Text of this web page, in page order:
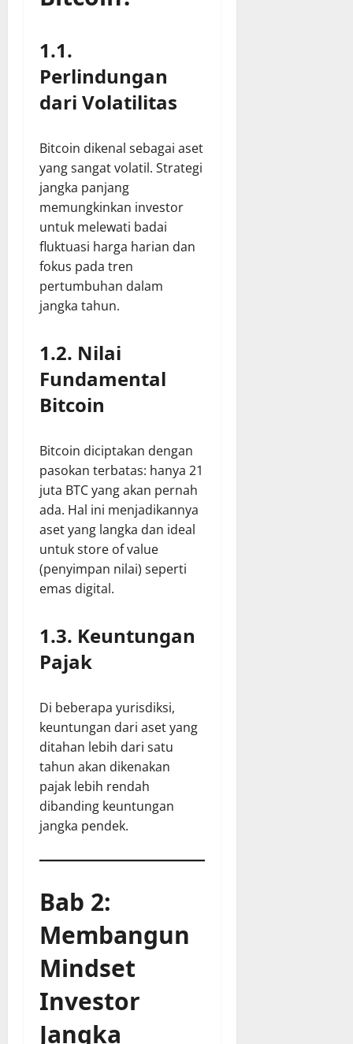
1.1.
Perlindungan
dari Volatilitas
Bitcoin dikenal sebagai aset
yang sangat volatil. Strategi
jangka panjang
memungkinkan investor
untuk melewati badai
fluktuasi harga harian dan
fokus pada tren
pertumbuhan dalam
jangka tahun.
1.2. Nilai
Fundamental
Bitcoin
Bitcoin diciptakan dengan
pasokan terbatas: hanya 21
juta BTC yang akan pernah
ada. Hal ini menjadikannya
aset yang langka dan ideal
untuk store of value
(penyimpan nilai) seperti
emas digital.
1.3. Keuntungan
Pajak
Di beberapa yurisdiksi,
keuntungan dari aset yang
ditahan lebih dari satu
tahun akan dikenakan
pajak lebih rendah
dibanding keuntungan
jangka pendek.
Bab 2:
Membangun
Mindset
Investor
Jangka